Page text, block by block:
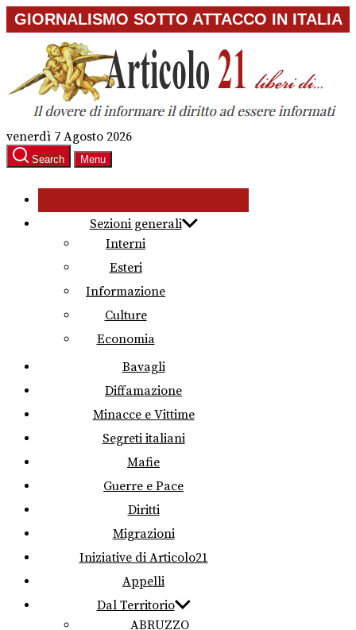
Skip
to
content
GIORNALISMO SOTTO ATTACCO IN ITALIA
venerdì 7 Agosto 2026
Search Menu
Sezioni generali
Interni
Esteri
Informazione
Culture
Economia
Bavagli
Diffamazione
Minacce e Vittime
Segreti italiani
Mafie
Guerre e Pace
Diritti
Migrazioni
Iniziative di Articolo21
Appelli
Dal Territorio
ABRUZZO